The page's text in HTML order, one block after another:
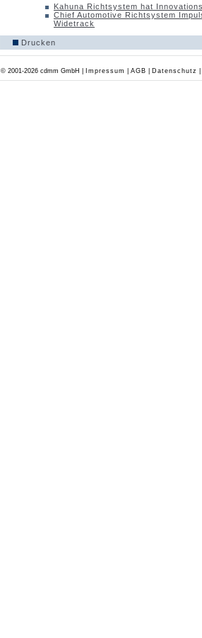
Kahuna Richtsystem hat
Chief Automotive Richtsystem
Widetrack
Drucken
© 2001-2026 cdmm GmbH | Impressum AGB Datenschutz